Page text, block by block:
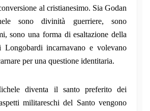
al cristianesimo. Sia Godan
sono divinità guerriere, sono
sono una forma di esaltazione della
Longobardi incarnavano e volevano
per una questione identitaria.
diventa il santo preferito dei
militareschi del Santo vengono